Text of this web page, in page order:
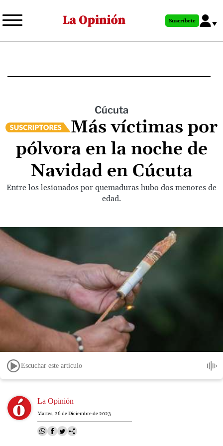
al
principal
Suscríbete
Cúcuta
Más víctimas por
pólvora en la noche de
Navidad en Cúcuta
Entre los lesionados por quemaduras hubo dos menores de
edad.
Escuchar este artículo
Image La Opinión
Martes, 26 de Diciembre de 2023